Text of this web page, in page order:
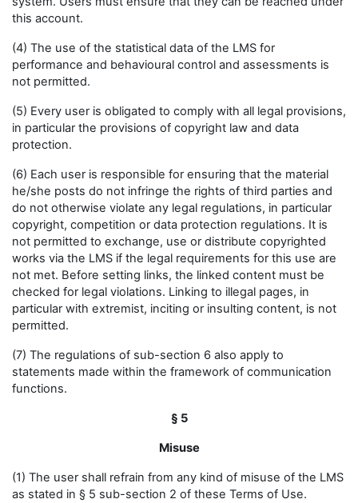
this account.
(4) The use of the statistical data of the LMS for
performance and behavioural control and assessments is
not permitted.
(5) Every user is obligated to comply with all legal provisions,
in particular the provisions of copyright law and data
protection.
(6) Each user is responsible for ensuring that the material
he/she posts do not infringe the rights of third parties and
do not otherwise violate any legal regulations, in particular
copyright, competition or data protection regulations. It is
not permitted to exchange, use or distribute copyrighted
works via the LMS if the legal requirements for this use are
not met. Before setting links, the linked content must be
checked for legal violations. Linking to illegal pages, in
particular with extremist, inciting or insulting content, is not
permitted.
(7) The regulations of sub-section 6 also apply to
statements made within the framework of communication
functions.
§ 5
Misuse
(1) The user shall refrain from any kind of misuse of the LMS
as stated in § 5 sub-section 2 of these Terms of Use.